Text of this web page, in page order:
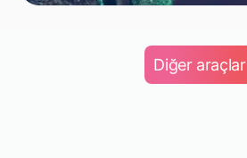
Diğer araçlar